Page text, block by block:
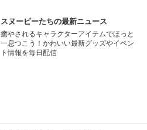
スヌーピーたちの最新ニュース
癒やされるキャラクターアイテムでほっと
一息つこう！かわいい最新グッズやイベン
ト情報を毎日配信